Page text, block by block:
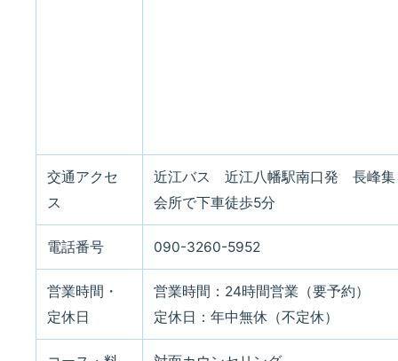
交通アクセ
ス
近江バス 近江八幡駅南口発 長峰集
会所で下車徒歩5分
電話番号 090-3260-5952
営業時間・
定休日
営業時間：24時間営業（要予約）
定休日：年中無休（不定休）